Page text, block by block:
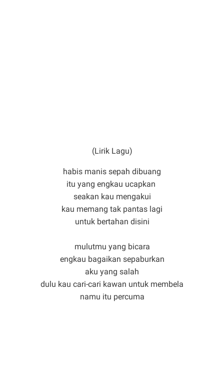
(Lirik Lagu)
habis manis sepah dibuang
itu yang engkau ucapkan
seakan kau mengakui
kau memang tak pantas lagi
untuk bertahan disini
mulutmu yang bicara
engkau bagaikan sepaburkan
aku yang salah
dulu kau cari-cari kawan untuk membela
namu itu percuma